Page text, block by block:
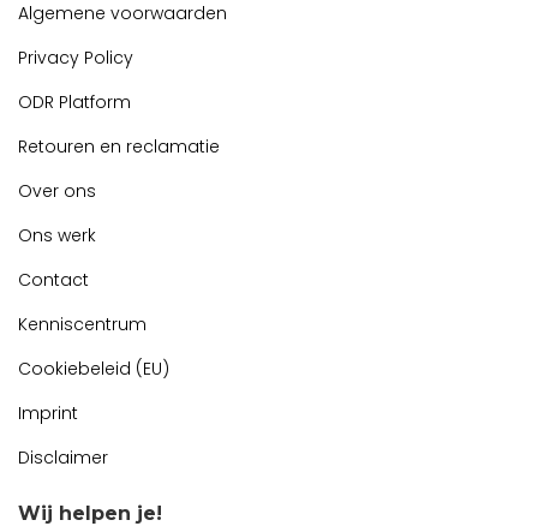
Algemene voorwaarden
Privacy Policy
ODR Platform
Retouren en reclamatie
Over ons
Ons werk
Contact
Kenniscentrum
Cookiebeleid (EU)
Imprint
Disclaimer
Wij helpen je!